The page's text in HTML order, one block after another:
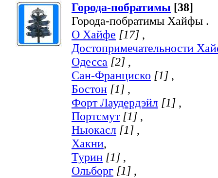
Города-побратимы [38]
Города-побратимы Хайфы .
О Хайфе [17] ,
Достопримечательности
Одесса [2] ,
Сан-Франциско [1] ,
Бостон [1] ,
Форт Лаудердэйл [1] ,
Портсмут [1] ,
Ньюкасл [1] ,
Хакни,
Турин [1] ,
Ольборг [1] ,